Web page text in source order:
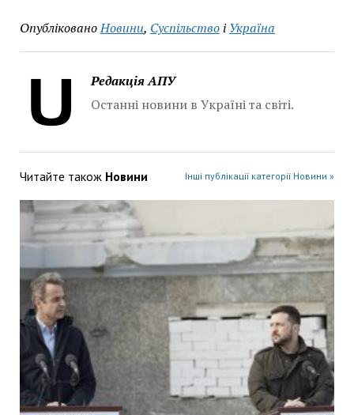
ОпублікованоНовини, СуспільствоіУкраїна
Редакція АПУ
Останні новини в Україні та світі.
Читайте також Новини Інші публікації категорії Новини »